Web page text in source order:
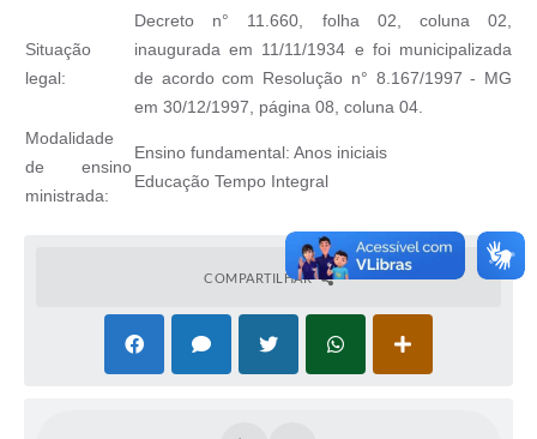
Situação
legal:
Decreto n° 11.660, folha 02, coluna 02,
inaugurada em 11/11/1934 e foi municipalizada
de acordo com Resolução n° 8.167/1997 - MG
em 30/12/1997, página 08, coluna 04.
Modalidade
de ensino
ministrada:
Ensino fundamental: Anos iniciais
Educação Tempo Integral
COMPARTILHAR